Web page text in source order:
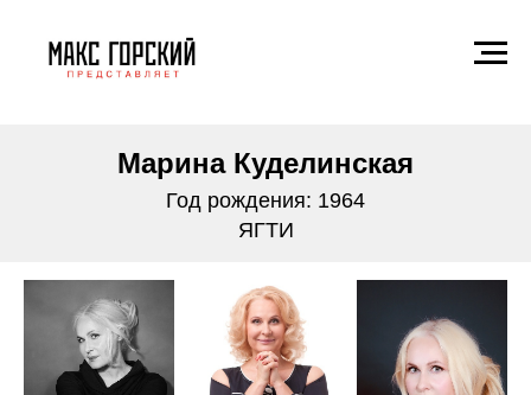
Год рождения: 1964
ЯГТИ
Марина Куделинская